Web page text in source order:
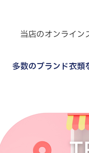
当店のオンライン
多数のブランド衣類